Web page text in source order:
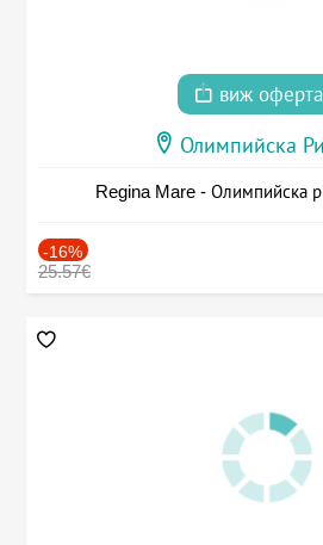
виж
Олимпийска
Regina Mare - Олимпийска
-16%
25.57€